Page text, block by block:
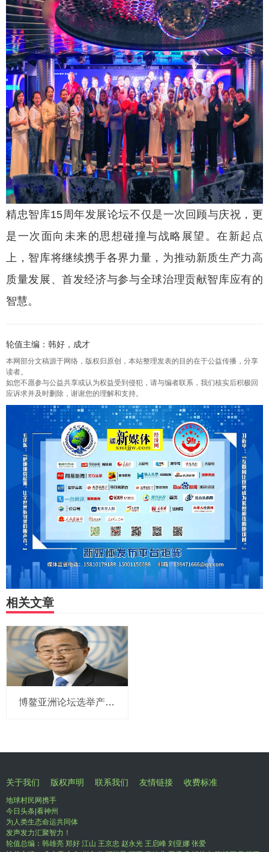
精忠智库15周年发展论坛不仅是一次回顾与庆祝，更
是一次面向未来的思想碰撞与战略展望。在新起点
上，智库将继续携手各界力量，为推动新质生产力高
质量发展、首发经济与参与全球治理贡献智库应有的
智慧。
轮值主编：韩好，成才
本网部分文稿源于网络，版权归原创，本站整理发表的目的在于公益传播，分享
读者。
如您不愿参与公益共享或认为权益受到侵犯，请与编者联系，我们核实后积极回
应诉求并及时删除，谢谢您的理解和支持。
相关文章
博鳌亚洲论坛选举产生新一届理事会 潘基文当选理事长
关于我们 版权声明 联系我们 友情链接 收费标准
地球村民网携手
今日头条|看神州
为人类生态命运共同体
发声发力汇聚智力！
轮值总编：韩雄亮 郑好 江山 王京忠 赵永光 王启峰 刘亚娜 张爱